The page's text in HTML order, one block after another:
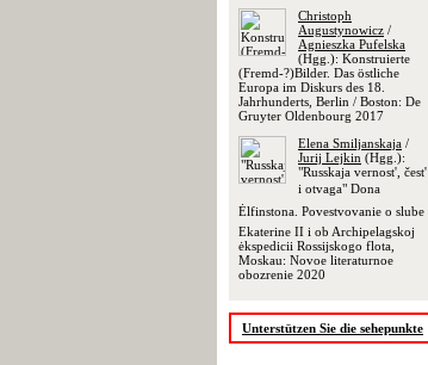
Christoph
Augustynowicz /
Agnieszka Pufelska
(Hgg.): Konstruierte
(Fremd-?)Bilder. Das östliche
Europa im Diskurs des 18.
Jahrhunderts, Berlin / Boston: De
Gruyter Oldenbourg 2017
Elena Smiljanskaja /
Jurij Lejkin (Hgg.):
"Russkaja vernost', čest'
i otvaga" Dona
Ėlfinstona. Povestvovanie o slube
Ekaterine II i ob Archipelagskoj
ėkspedicii Rossijskogo flota,
Moskau: Novoe literaturnoe
obozrenie 2020
Unterstützen Sie die sehepunkte